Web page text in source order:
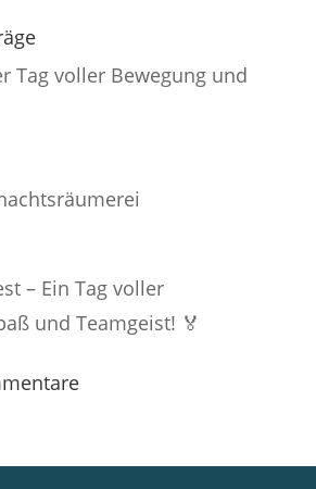
Tag voller Bewegung und
– Ein Tag voller
und Teamgeist! 🏅